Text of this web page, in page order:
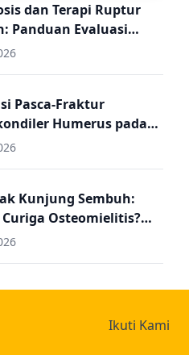
dan Terapi Ruptur
Panduan Evaluasi
untuk Dokter
Pasca-Fraktur
Humerus pada
Komprehensif
Kunjung Sembuh:
Osteomielitis?
Komprehensif
Dosis Obat
Ikuti Kami